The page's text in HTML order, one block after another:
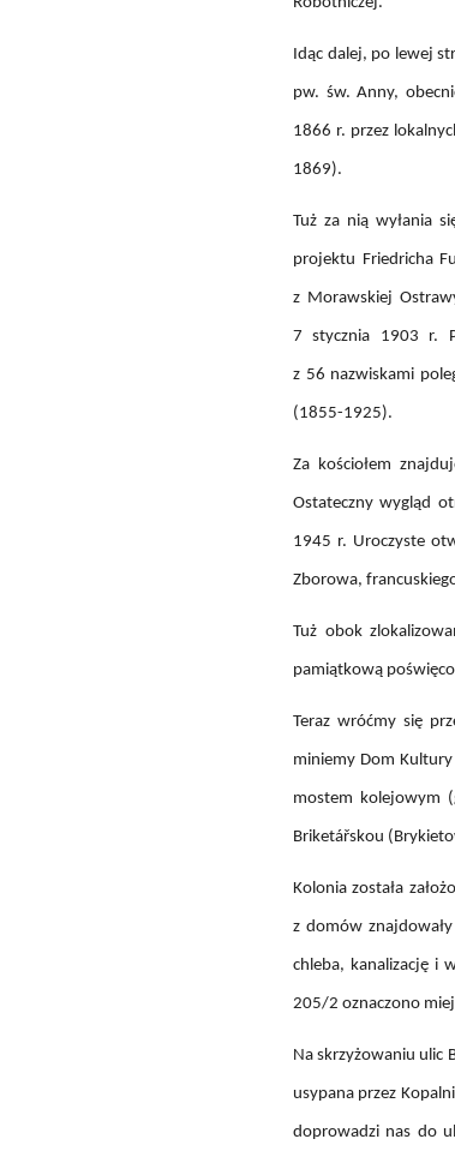
Idąc dalej, po lewej
pw. św. Anny,
1866 r. przez
1869).
Tuż za nią wyłania
projektu Friedricha
z Morawskiej
7 stycznia 1903 r.
z 56 nazwiskami
(1855-1925).
Za kościołem
Ostateczny wygląd
1945 r. Uroczyste
Zborowa,
Tuż obok
pamiątkową
Teraz wróćmy się
miniemy Dom
mostem kolejowym
Briketářskou
Kolonia została
z domów
chleba, kanalizację i
205/2 oznaczono
Na skrzyżowaniu ulic
usypana przez
doprowadzi nas do